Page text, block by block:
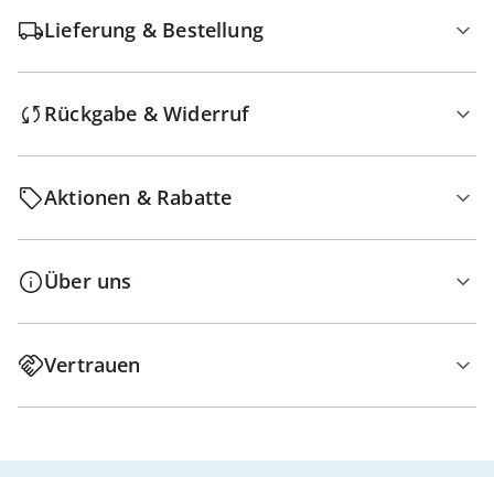
Lieferung & Bestellung
Rückgabe & Widerruf
Aktionen & Rabatte
Über uns
Vertrauen